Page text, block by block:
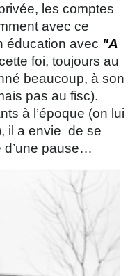
les comptes
avec ce
éducation avec "A
foi, toujours au
beaucoup, à son
pas au fisc).
à l’époque (on lui
il a envie de se
d’une pause…